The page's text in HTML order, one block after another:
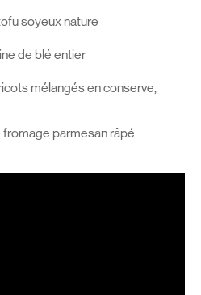
soyeux nature
de blé entier
mélangés en conserve,
fromage parmesan râpé